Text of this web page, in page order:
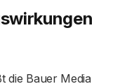
die Bauer Media